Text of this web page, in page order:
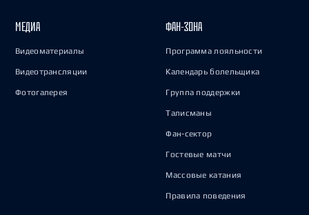
МЕДИА
Видеоматериалы
Видеотрансляции
Фотогалерея
ФАН-ЗОНА
Программа лояльности
Календарь болельщика
Группа поддержки
Талисманы
Фан-сектор
Гостевые матчи
Массовые катания
Правила поведения